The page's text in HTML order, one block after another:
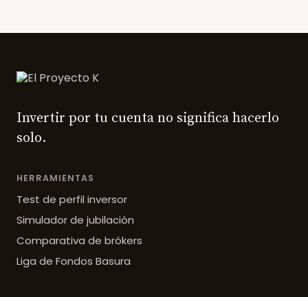
Invertir por tu cuenta no significa hacerlo
solo.
HERRAMIENTAS
Test de perfil inversor
Simulador de jubilación
Comparativa de brókers
Liga de Fondos Basura